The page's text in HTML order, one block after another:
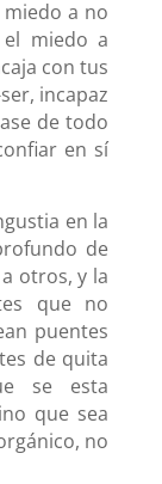
a no
miedo a
con tus
incapaz
de todo
en sí
en la
de
otros, y la
que no
puentes
de quita
se esta
que sea
no